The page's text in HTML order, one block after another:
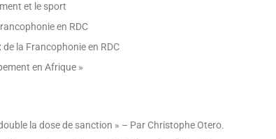
et le sport
en RDC
la Francophonie en RDC
en Afrique »
la dose de sanction » – Par Christophe Otero.